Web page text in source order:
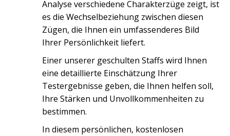
Analyse verschiedene Charakterzüge zeigt, ist
es die Wechselbeziehung zwischen diesen
Zügen, die Ihnen ein umfassenderes Bild
Ihrer Persönlichkeit liefert.
Einer unserer geschulten Staffs wird Ihnen
eine detaillierte Einschätzung Ihrer
Testergebnisse geben, die Ihnen helfen soll,
Ihre Stärken und Unvollkommenheiten zu
bestimmen.
In diesem persönlichen, kostenlosen